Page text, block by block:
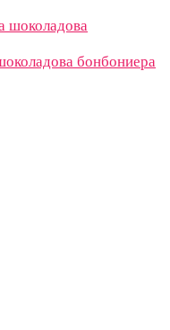
бонбониера